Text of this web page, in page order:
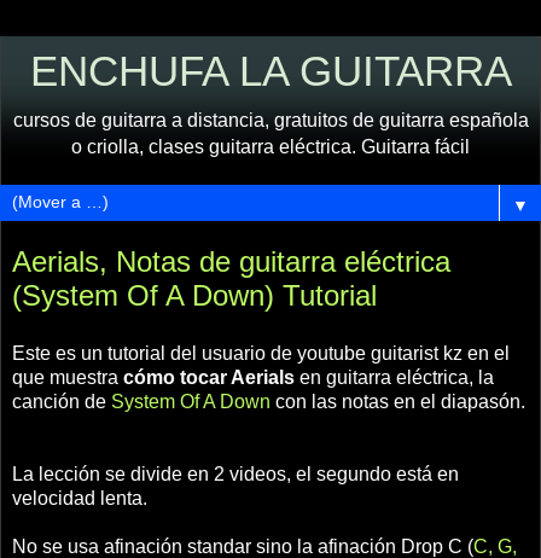
ENCHUFA LA GUITARRA
cursos de guitarra a distancia, gratuitos de guitarra española
o criolla, clases guitarra eléctrica. Guitarra fácil
▼
Aerials, Notas de guitarra eléctrica
(System Of A Down) Tutorial
Este es un tutorial del usuario de youtube guitarist kz en el
que muestra cómo tocar Aerials en guitarra eléctrica, la
canción de System Of A Down con las notas en el diapasón.
La lección se divide en 2 videos, el segundo está en
velocidad lenta.
No se usa afinación standar sino la afinación Drop C (C, G,